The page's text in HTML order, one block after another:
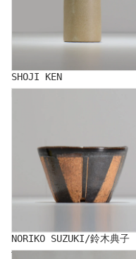
SHOJI KEN
NORIKO SUZUKI/鈴木典子
TERRACE COTTA/照鉢